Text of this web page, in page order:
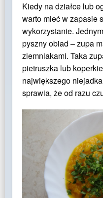
Kiedy na działce lub
warto mieć w zapasie
wykorzystanie.
pyszny obiad – zupa
ziemniakami. Taka
pietruszka lub
największego
sprawia, że od razu